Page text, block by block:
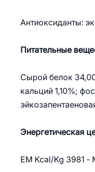
Антиоксиданты:
Питательные
Сырой белок
кальций 1,10%;
Энергетическая
EM Kcal/Kg 3981 -